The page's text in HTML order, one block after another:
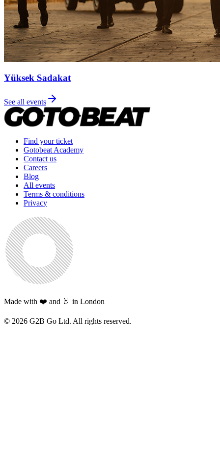
Yüksek Sadakat
See all events
Find your ticket
Gotobeat Academy
Contact us
Careers
Blog
All events
Terms & conditions
Privacy
Made with ❤️ and 🤘 in London
© 2026 G2B Go Ltd. All rights reserved.